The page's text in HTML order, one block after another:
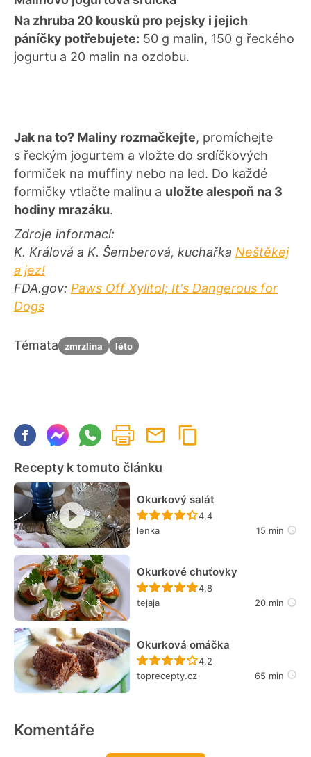
Na zhruba 20 kousků pro pejsky i jejich
páníčky potřebujete: 50 g malin, 150 g řeckého
jogurtu a 20 malin na ozdobu.
Jak na to? Maliny rozmačkejte, promíchejte
s řeckým jogurtem a vložte do srdíčkových
formiček na muffiny nebo na led. Do každé
formičky vtlačte malinu a uložte alespoň na 3
hodiny mrazáku.
Zdroje informací:
K. Králová a K. Šemberová, kuchařka Neštěkej
a jez!
FDA.gov: Paws Off Xylitol; It's Dangerous for
Dogs
Témata zmrzlina léto
Recepty k tomuto článku
Okurkový salát
Recept ještě nebyl
4,4
lenka
15 min
Okurkové chuťovky
Recept ještě nebyl
4,8
tejaja
20 min
Okurková omáčka
Recept ještě nebyl
4,2
toprecepty.cz
65 min
Komentáře